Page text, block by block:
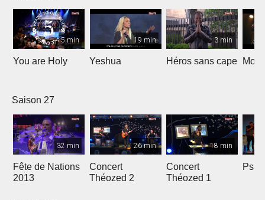
5 min
You are Holy
19 min
Yeshua
3 min
Héros sans cape Moi
Saison 27
32 min
Fête de Nations
2013
26 min
Concert
Théozed 2
18 min
Concert
Théozed 1